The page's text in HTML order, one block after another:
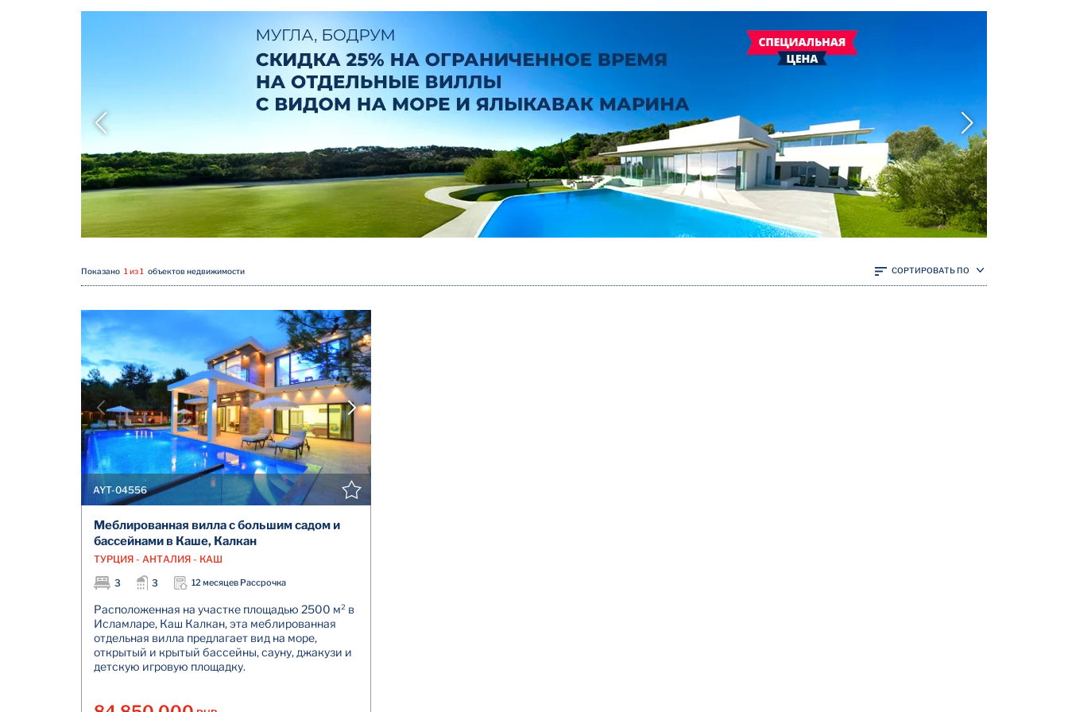
СОРТИРОВАТЬ ПО
Показано 1 из 1 объектов недвижимости
AYT-04556
Меблированная вилла с большим садом и
бассейнами в Каше, Калкан
ТУРЦИЯ - АНТАЛИЯ - КАШ
3
3 12 месяцев Рассрочка
Расположенная на участке площадью 2500 м² в
Исламларе, Каш Калкан, эта меблированная
отдельная вилла предлагает вид на море,
открытый и крытый бассейны, сауну, джакузи и
детскую игровую площадку.